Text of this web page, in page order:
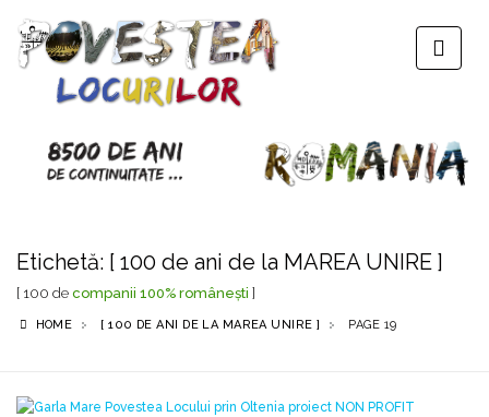
Etichetă: [ 100 de ani de la MAREA UNIRE ]
[ 100 de companii 100% româneşti ]
HOME [ 100 DE ANI DE LA MAREA UNIRE ] PAGE 19